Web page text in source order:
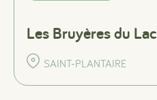
Les Bruyères du Lac
SAINT-PLANTAIRE